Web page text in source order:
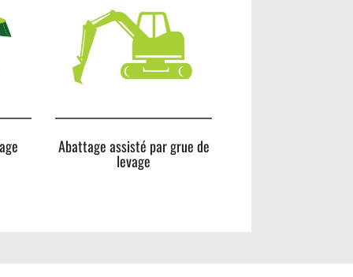
Abattage assisté par grue de
levage